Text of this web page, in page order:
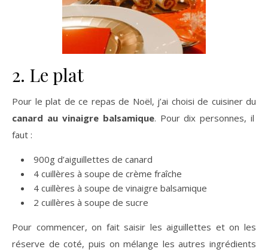
2. Le plat
Pour le plat de ce repas de Noël, j’ai choisi de cuisiner du
canard au vinaigre balsamique. Pour dix personnes, il
faut :
900g d’aiguillettes de canard
4 cuillères à soupe de crème fraîche
4 cuillères à soupe de vinaigre balsamique
2 cuillères à soupe de sucre
Pour commencer, on fait saisir les aiguillettes et on les
réserve de coté, puis on mélange les autres ingrédients